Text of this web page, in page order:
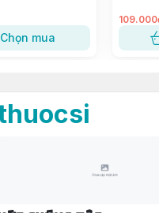
Chọn mua